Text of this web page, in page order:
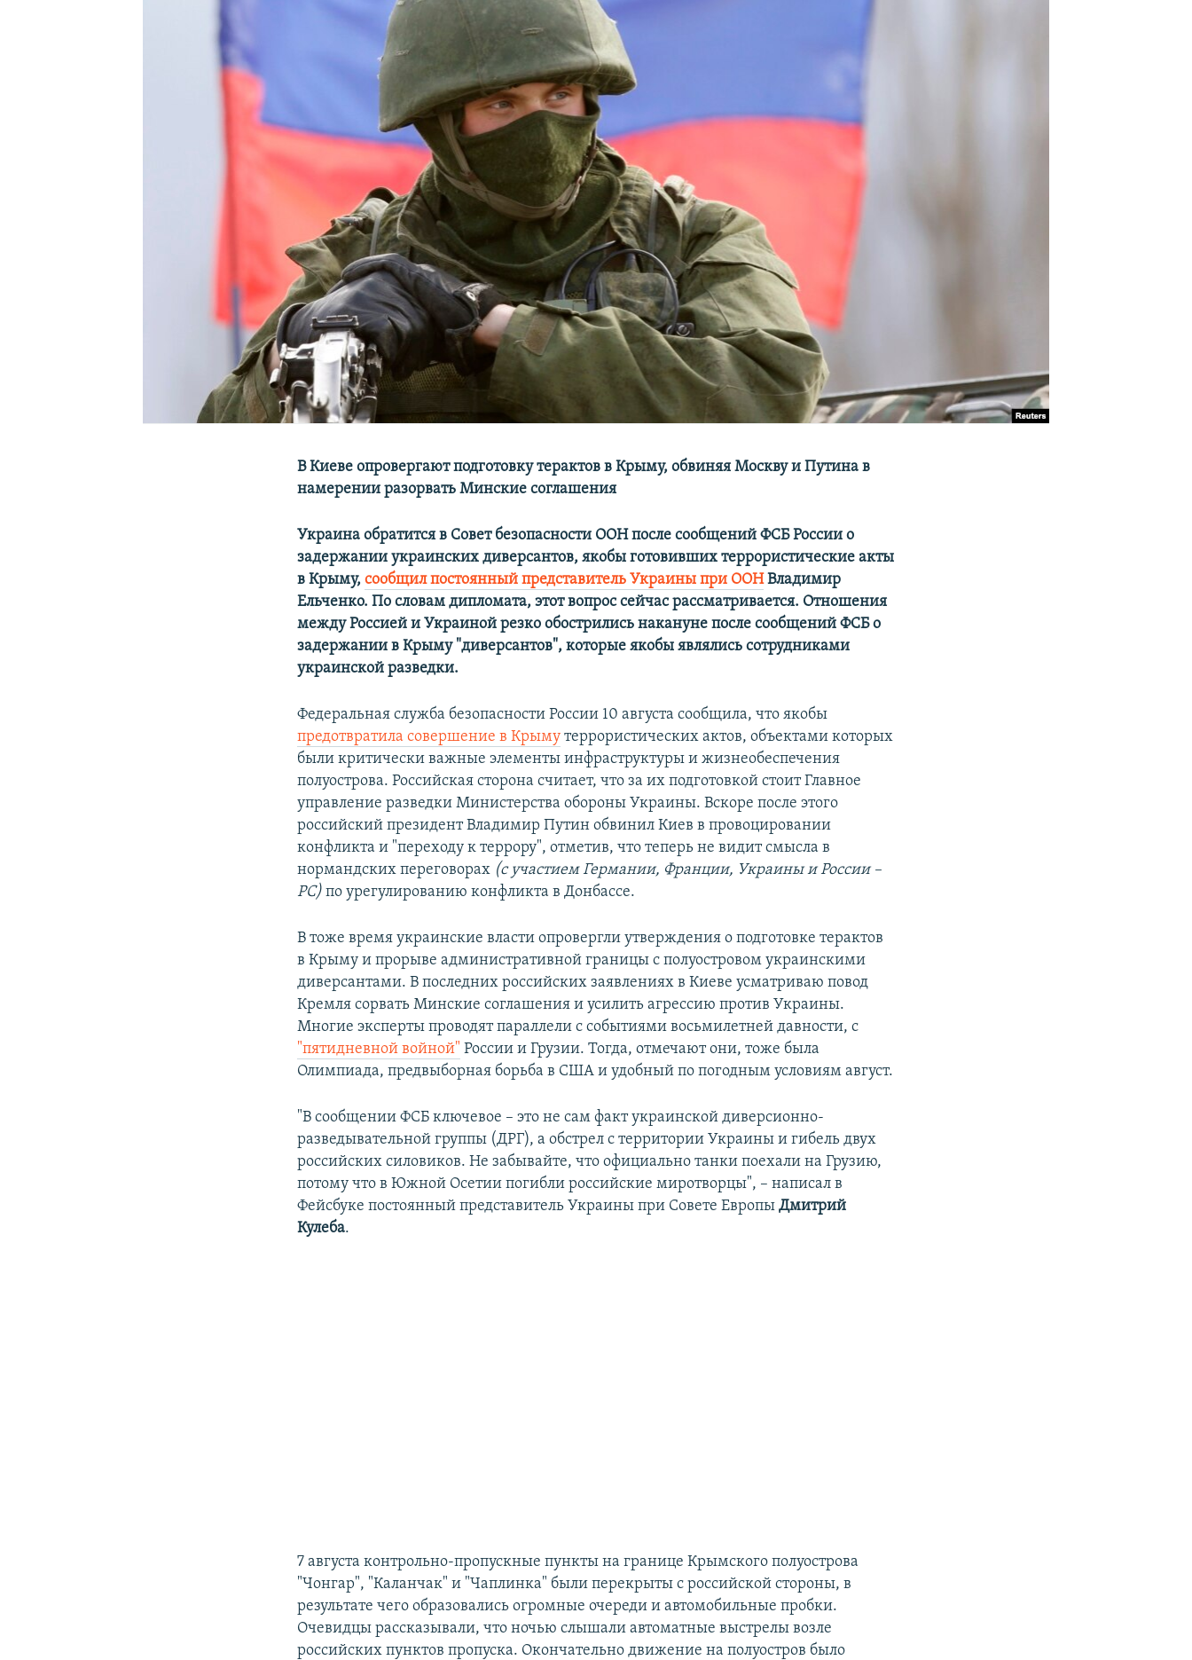
ПОДПИШИТЕСЬ НА РАССЫЛКУ
В Киеве опровергают подготовку терактов в Крыму, обвиняя Москву и Путина в
намерении разорвать Минские соглашения
Украина обратится в Совет безопасности ООН после сообщений ФСБ России о
задержании украинских диверсантов, якобы готовивших террористические акты
в Крыму,сообщил постоянный представитель Украины при ООНВладимир
Ельченко. По словам дипломата, этот вопрос сейчас рассматривается. Отношения
между Россией и Украиной резко обострились накануне после сообщений ФСБ о
задержании в Крыму "диверсантов", которые якобы являлись сотрудниками
украинской разведки.
Федеральная служба безопасности России 10 августа сообщила, что якобы
предотвратила совершение в Крыму террористических актов, объектами которых
были критически важные элементы инфраструктуры и жизнеобеспечения
полуострова. Российская сторона считает, что за их подготовкой стоит Главное
управление разведки Министерства обороны Украины. Вскоре после этого
российский президент Владимир Путин обвинил Киев в провоцировании
конфликта и "переходу к террору", отметив, что теперь не видит смысла в
нормандских переговорах (с участием Германии, Франции, Украины и России –
РС) по урегулированию конфликта в Донбассе.
В тоже время украинские власти опровергли утверждения о подготовке терактов
в Крыму и прорыве административной границы с полуостровом украинскими
диверсантами. В последних российских заявлениях в Киеве усматриваю повод
Кремля сорвать Минские соглашения и усилить агрессию против Украины.
Многие эксперты проводят параллели с событиями восьмилетней давности, с
"пятидневной войной" России и Грузии. Тогда, отмечают они, тоже была
Олимпиада, предвыборная борьба в США и удобный по погодным условиям август.
"В сообщении ФСБ ключевое – это не сам факт украинской диверсионно-
разведывательной группы (ДРГ), а обстрел с территории Украины и гибель двух
российских силовиков. Не забывайте, что официально танки поехали на Грузию,
потому что в Южной Осетии погибли российские миротворцы", – написал в
Фейсбуке постоянный представитель Украины при Совете ЕвропыДмитрий
Кулеба.
7 августа контрольно-пропускные пункты на границе Крымского полуострова
"Чонгар", "Каланчак" и "Чаплинка" были перекрыты с российской стороны, в
результате чего образовались огромные очереди и автомобильные пробки.
Очевидцы рассказывали, что ночью слышали автоматные выстрелы возле
российских пунктов пропуска. Окончательно движение на полуостров было